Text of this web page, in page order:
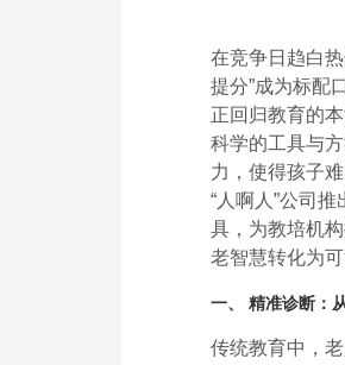
在竞争日趋白
提分”成为标配
正回归教育的
科学的工具与
力，使得孩子
“人啊人”公司
具，为教培机
老智慧转化为
一、 精准诊断：
传统教育中，